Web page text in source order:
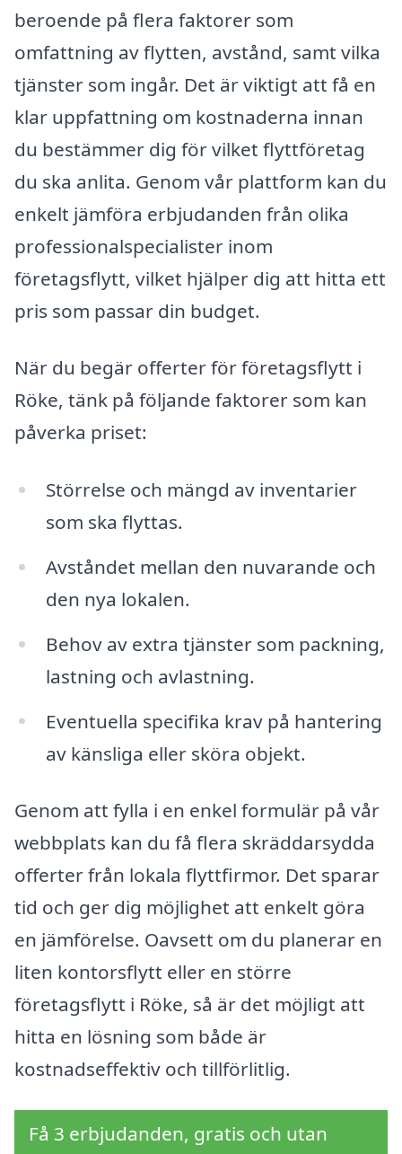
beroende på flera faktorer som
omfattning av flytten, avstånd, samt vilka
tjänster som ingår. Det är viktigt att få en
klar uppfattning om kostnaderna innan
du bestämmer dig för vilket flyttföretag
du ska anlita. Genom vår plattform kan du
enkelt jämföra erbjudanden från olika
professionalspecialister inom
företagsflytt, vilket hjälper dig att hitta ett
pris som passar din budget.
När du begär offerter för företagsflytt i
Röke, tänk på följande faktorer som kan
påverka priset:
Störrelse och mängd av inventarier
som ska flyttas.
Avståndet mellan den nuvarande och
den nya lokalen.
Behov av extra tjänster som packning,
lastning och avlastning.
Eventuella specifika krav på hantering
av känsliga eller sköra objekt.
Genom att fylla i en enkel formulär på vår
webbplats kan du få flera skräddarsydda
offerter från lokala flyttfirmor. Det sparar
tid och ger dig möjlighet att enkelt göra
en jämförelse. Oavsett om du planerar en
liten kontorsflytt eller en större
företagsflytt i Röke, så är det möjligt att
hitta en lösning som både är
kostnadseffektiv och tillförlitlig.
Få 3 erbjudanden, gratis och utan